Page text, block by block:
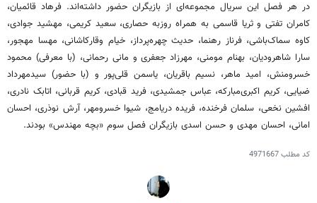
در هر فصل این سریال مجموعه‌ای از بازیگران حضور داشته‌اند. فرهاد قائمیان،
کامران تفتیو ثریا قاسمی به همراه روزبه حصاری، سعید کریمی، مهشید جوادی،
کاوه سماک‌باشی، فرناز رهنما، حدیث چهره‌پرداز، خیام وقارکاشانی، مهسا مهجور،
سارا شاهرودیان، بهنام مومنی، مهرزاد جعفری و مانی رحمانی، (با معرفی) محمود
خسرومنش، امید ماهر، نسیم باقریان، یاسمن قلی‌پور و (با حضور) سیدمهرداد
ضیایی، کریم اکبری‌مبارکه، عباس جمشیدی، فرید قبادی، کریم قربانی، اتابک نادری،
افشین نخعی، سلمان فرخنده، فریدهدریامج، شیواخسرومهر، آرش نوذری، احسان
امانی، احسان مهدی و حسن اسدی بازیگران فصل سوم «بچه مهندس» بودند.
کد مطلب4971667